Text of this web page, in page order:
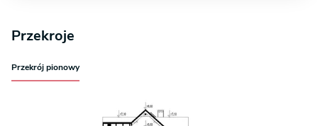
Przekroje
Przekrój pionowy